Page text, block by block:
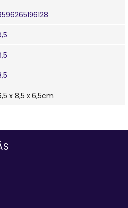
x 8,5 x 6,5cm